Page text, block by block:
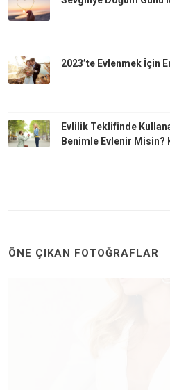
2023’te Evlenmek İçin
Evlilik Teklifinde
Benimle Evlenir Misin?
ÖNE ÇIKAN FOTOĞRAFLAR